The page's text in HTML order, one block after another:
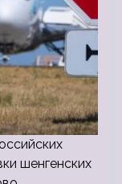
шенгенских